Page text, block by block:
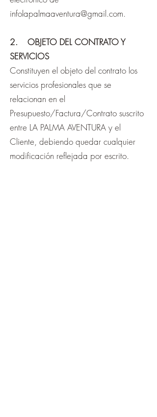
infolapalmaaventura@gmail.com.
2. OBJETO DEL CONTRATO Y
SERVICIOS
Constituyen el objeto del contrato los
servicios profesionales que se
relacionan en el
Presupuesto/Factura/Contrato suscrito
entre LA PALMA AVENTURA y el
Cliente, debiendo quedar cualquier
modificación reflejada por escrito.